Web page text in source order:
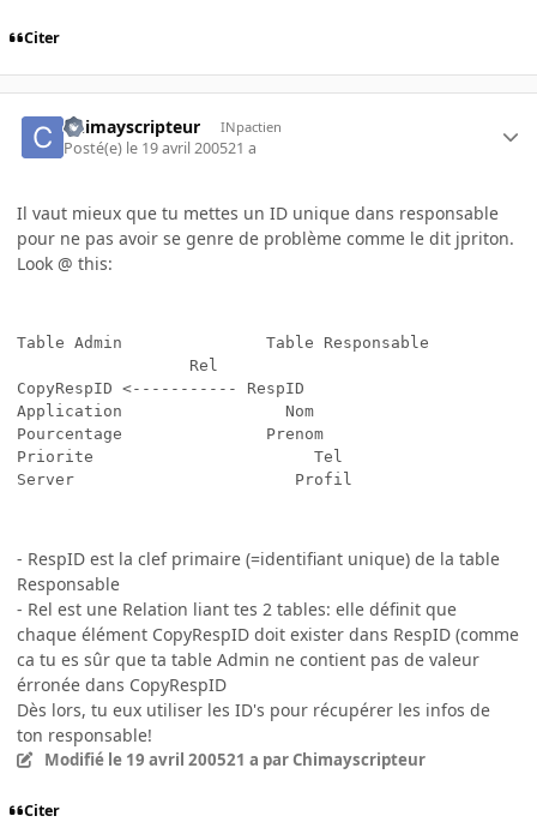
Citer
Chimayscripteur INpactien
Posté(e) le 19 avril 200521 a
Il vaut mieux que tu mettes un ID unique dans responsable
pour ne pas avoir se genre de problème comme le dit jpriton.
Look @ this:
Table Admin               Table Responsable
Rel
CopyRespID <----------- RespID
Application                 Nom
Pourcentage               Prenom
Priorite                       Tel
Server                       Profil
- RespID est la clef primaire (=identifiant unique) de la table
Responsable
- Rel est une Relation liant tes 2 tables: elle définit que
chaque élément CopyRespID doit exister dans RespID (comme
ca tu es sûr que ta table Admin ne contient pas de valeur
érronée dans CopyRespID
Dès lors, tu eux utiliser les ID's pour récupérer les infos de
ton responsable!
Modifié le 19 avril 200521 a par Chimayscripteur
Citer